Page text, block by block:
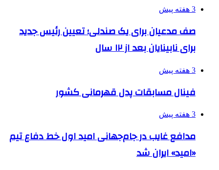
3 هفته پیش
صف مدعیان برای یک صندلی؛ تعیین رئیس جدید
برای نابینایان بعد از ۱۲ سال
3 هفته پیش
فینال مسابقات پدل قهرمانی کشور
3 هفته پیش
مدافع غایب در جام‌جهانی امید اول خط دفاع تیم
«امید» ایران شد